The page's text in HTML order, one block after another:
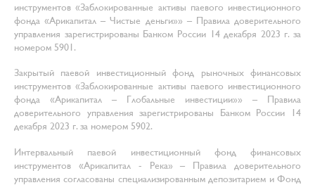
инструментов «Заблокированные активы паевого инвестиционного
фонда «Арикапитал – Чистые деньги»» – Правила доверительного
управления зарегистрированы Банком России 14 декабря 2023 г. за
номером 5901.
Закрытый паевой инвестиционный фонд рыночных финансовых
инструментов «Заблокированные активы паевого инвестиционного
фонда «Арикапитал – Глобальные инвестиции»» – Правила
доверительного управления зарегистрированы Банком России 14
декабря 2023 г. за номером 5902.
Интервальный паевой инвестиционный фонд финансовых
инструментов «Арикапитал - Река» – Правила доверительного
управления согласованы специализированным депозитарием и Фонд